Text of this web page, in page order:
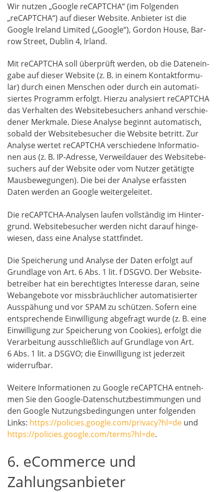
Wir nut­zen „Goog­le reCAPTCHA“ (im Fol­gen­den
„reCAPTCHA“) auf die­ser Web­site. Anbie­ter ist die
Goog­le Ire­land Limi­t­ed („Goog­le“), Gor­don House, Bar­
row Street, Dub­lin 4, Irland.
Mit reCAPTCHA soll über­prüft wer­den, ob die Daten­ein­
ga­be auf die­ser Web­site (z. B. in einem Kon­takt­for­mu­
lar) durch einen Men­schen oder durch ein auto­ma­ti­
sier­tes Pro­gramm erfolgt. Hier­zu ana­ly­siert reCAPTCHA
das Ver­hal­ten des Web­site­be­su­chers anhand ver­schie­
de­ner Merk­ma­le. Die­se Ana­ly­se beginnt auto­ma­tisch,
sobald der Web­site­be­su­cher die Web­site betritt. Zur
Ana­ly­se wer­tet reCAPTCHA ver­schie­de­ne Infor­ma­tio­
nen aus (z. B. IP-Adres­se, Ver­weil­dau­er des Web­site­be­
su­chers auf der Web­site oder vom Nut­zer getä­tig­te
Maus­be­we­gun­gen). Die bei der Ana­ly­se erfass­ten
Daten wer­den an Goog­le weitergeleitet.
Die reCAPTCHA-Ana­ly­sen lau­fen voll­stän­dig im Hin­ter­
grund. Web­site­be­su­cher wer­den nicht dar­auf hin­ge­
wie­sen, dass eine Ana­ly­se stattfindet.
Die Spei­che­rung und Ana­ly­se der Daten erfolgt auf
Grund­la­ge von Art. 6 Abs. 1 lit. f DSGVO. Der Web­site­
be­trei­ber hat ein berech­tig­tes Inter­es­se dar­an, sei­ne
Web­an­ge­bo­te vor miss­bräuch­li­cher auto­ma­ti­sier­ter
Aus­spä­hung und vor SPAM zu schüt­zen. Sofern eine
ent­spre­chen­de Ein­wil­li­gung abge­fragt wur­de (z. B. eine
Ein­wil­li­gung zur Spei­che­rung von Coo­kies), erfolgt die
Ver­ar­bei­tung aus­schließ­lich auf Grund­la­ge von Art.
6 Abs. 1 lit. a DSGVO; die Ein­wil­li­gung ist jeder­zeit
widerrufbar.
Wei­te­re Infor­ma­tio­nen zu Goog­le reCAPTCHA ent­neh­
men Sie den Goog­le-Daten­schutz­be­stim­mun­gen und
den Goog­le Nut­zungs­be­din­gun­gen unter fol­gen­den
Links: https://policies.google.com/privacy?hl=de und
https://policies.google.com/terms?hl=de.
6. eCommerce und
Zahlungsanbieter